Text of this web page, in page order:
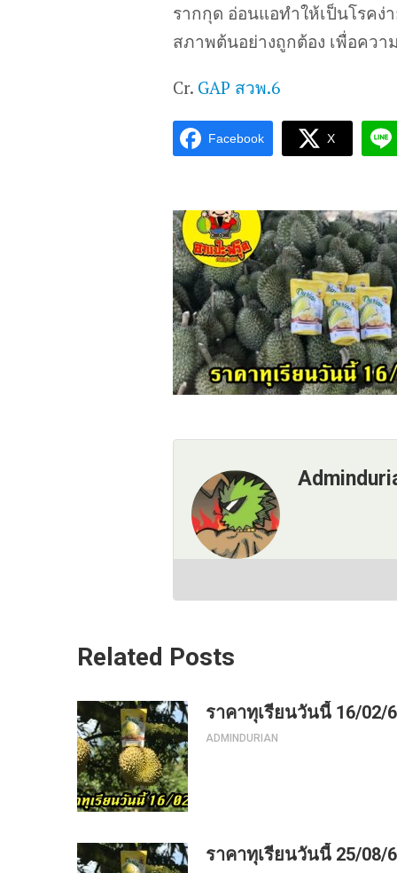
รากกุด อ่อนแอทำให้เป็นโรค
สภาพต้นอย่างถูกต้อง เพื่อควา
Cr. GAP สวพ.6
Facebook X
Related Posts
ราคาทุเรียนวันนี้ 16/02/
ADMINDURIAN
ราคาทุเรียนวันนี้ 25/08/